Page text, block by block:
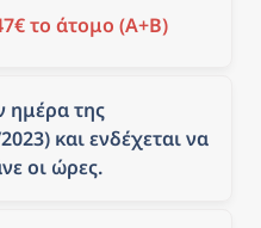
το άτομο (Α+Β)
ημέρα της
και ενδέχεται να
οι ώρες.